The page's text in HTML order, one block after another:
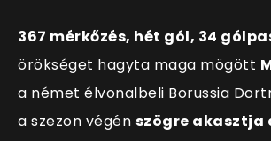
367 mérkőzés, hét gól, 34
örökséget hagyta maga mögött
a német élvonalbeli Borussia
a szezon végén szögre akasztja